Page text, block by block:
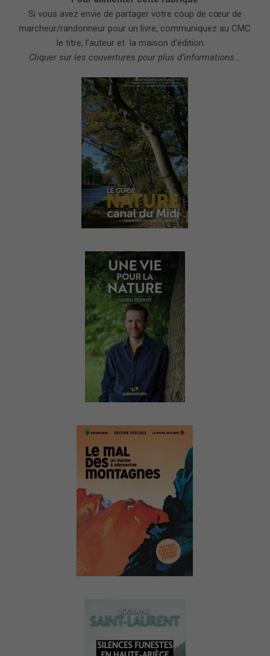
Si vous avez envie de partager votre coup de cœur de
marcheur/randonneur pour un livre, communiquez au CMC
le titre, l’auteur et la maison d’édition.
Cliquer sur les couvertures pour plus d’informations…